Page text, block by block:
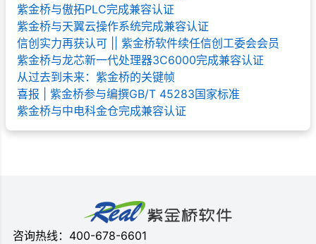
紫金桥与傲拓PLC完成兼容认证
紫金桥与天翼云操作系统完成兼容认证
信创实力再获认可 || 紫金桥软件续任信创工委会会员
紫金桥与龙芯新一代处理器3C6000完成兼容认证
从过去到未来：紫金桥的关键帧
喜报 | 紫金桥参与编撰GB/T 45283国家标准
紫金桥与中电科金仓完成兼容认证
咨询热线：400-678-6601